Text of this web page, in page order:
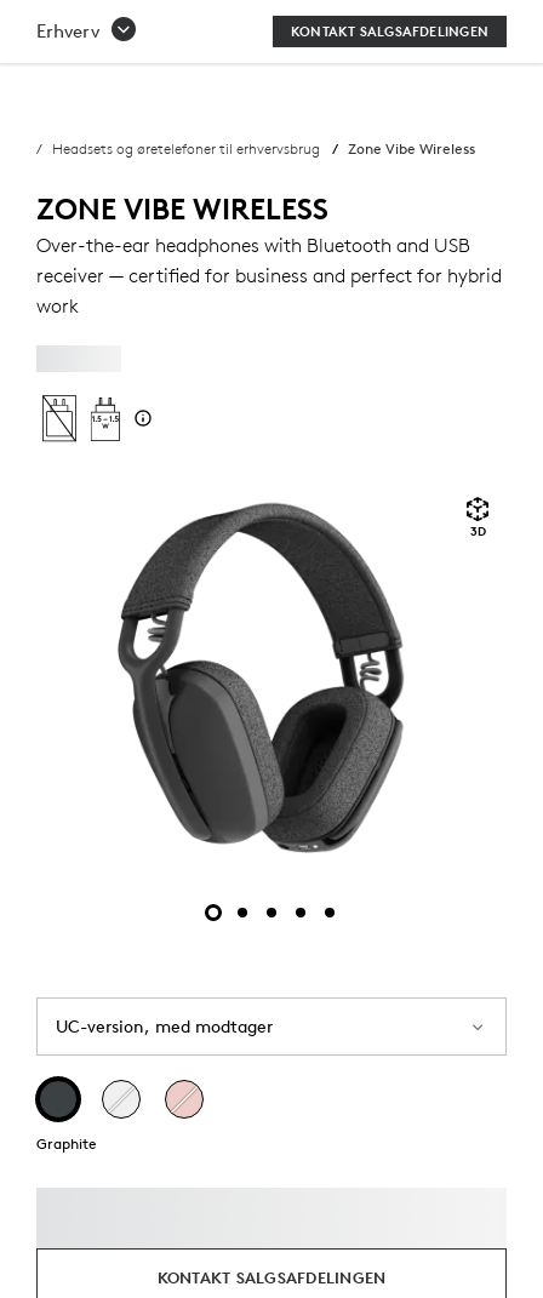
ZONE
Erhverv KONTAKT SALGSAFDELINGEN
Headsets og øretelefoner til erhvervsbrug Zone Vibe Wireless
ZONE VIBE WIRELESS
Over-the-ear headphones with Bluetooth and USB
receiver — certified for business and perfect for hybrid
work
3D
UC-version, med modtager
Graphite
KONTAKT SALGSAFDELINGEN